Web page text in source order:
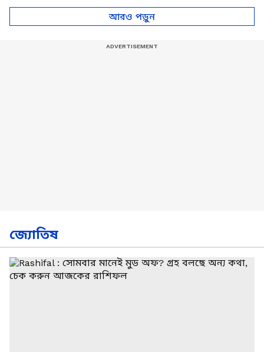
পাপিয়া
আরও পড়ুন
জ্যোতিষ